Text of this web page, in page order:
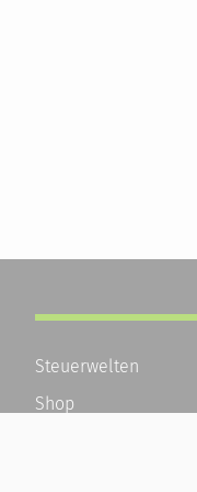
Steuerwelten
Shop